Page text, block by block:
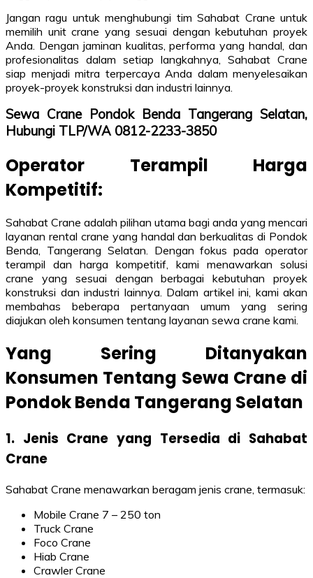
Jangan ragu untuk menghubungi tim Sahabat Crane untuk
memilih unit crane yang sesuai dengan kebutuhan proyek
Anda. Dengan jaminan kualitas, performa yang handal, dan
profesionalitas dalam setiap langkahnya, Sahabat Crane
siap menjadi mitra terpercaya Anda dalam menyelesaikan
proyek-proyek konstruksi dan industri lainnya.
Sewa Crane Pondok Benda Tangerang Selatan,
Hubungi TLP/WA 0812-2233-3850
Operator Terampil Harga
Kompetitif:
Sahabat Crane adalah pilihan utama bagi anda yang mencari
layanan rental crane yang handal dan berkualitas di Pondok
Benda, Tangerang Selatan. Dengan fokus pada operator
terampil dan harga kompetitif, kami menawarkan solusi
crane yang sesuai dengan berbagai kebutuhan proyek
konstruksi dan industri lainnya. Dalam artikel ini, kami akan
membahas beberapa pertanyaan umum yang sering
diajukan oleh konsumen tentang layanan sewa crane kami.
Yang Sering Ditanyakan
Konsumen Tentang Sewa Crane di
Pondok Benda Tangerang Selatan
1. Jenis Crane yang Tersedia di Sahabat
Crane
Sahabat Crane menawarkan beragam jenis crane, termasuk:
Mobile Crane 7 – 250 ton
Truck Crane
Foco Crane
Hiab Crane
Crawler Crane